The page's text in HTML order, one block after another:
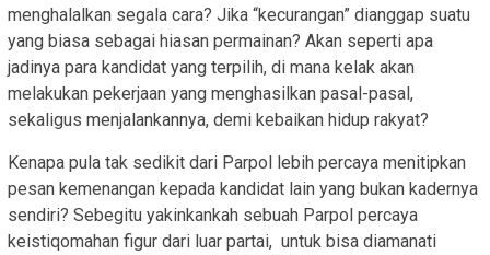
menghalalkan segala cara? Jika “kecurangan” dianggap suatu
yang biasa sebagai hiasan permainan? Akan seperti apa
jadinya para kandidat yang terpilih, di mana kelak akan
melakukan pekerjaan yang menghasilkan pasal-pasal,
sekaligus menjalankannya, demi kebaikan hidup rakyat?
Kenapa pula tak sedikit dari Parpol lebih percaya menitipkan
pesan kemenangan kepada kandidat lain yang bukan kadernya
sendiri? Sebegitu yakinkankah sebuah Parpol percaya
keistiqomahan figur dari luar partai, untuk bisa diamanati